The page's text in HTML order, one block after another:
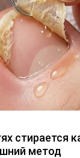
стирается
метод